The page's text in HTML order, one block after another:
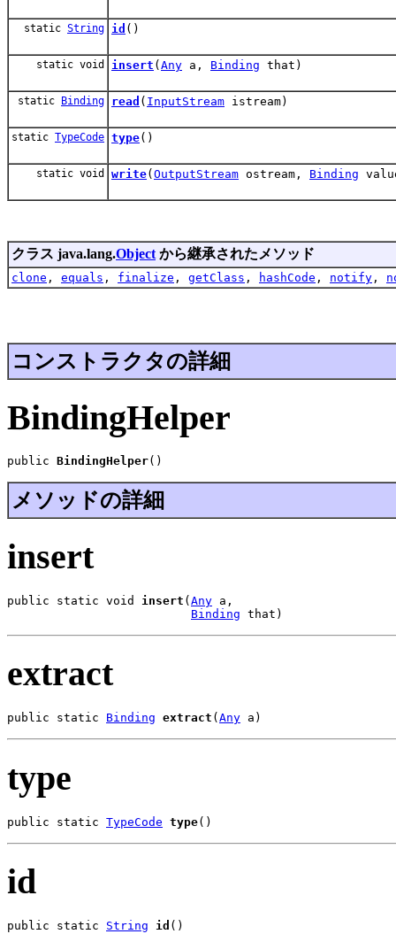
static String id ()
static void insert ( Any a, Binding that)
static Binding read ( InputStream istream)
static TypeCode type()
static void write( OutputStream ostream, Binding
クラス java.lang.Object から継承されたメソッド
clone , equals , finalize , getClass , hashCode , notify ,
コンストラクタの詳細
BindingHelper
public BindingHelper()
メソッドの詳細
insert
public static void insert (Any a,
Binding that)
extract
public static Binding extract ( Any a)
type
public static TypeCode type()
id
public static String id ()